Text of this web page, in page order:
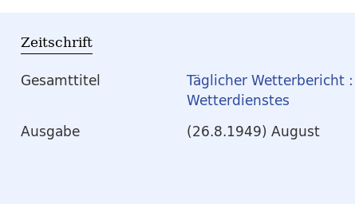
Zeitschrift
Gesamttitel
Täglicher Wetterbericht
Wetterdienstes
Ausgabe
(26.8.1949) August